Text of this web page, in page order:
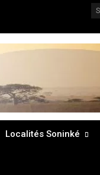
Localités Soninké